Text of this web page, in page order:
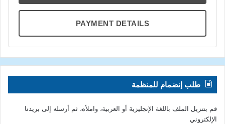
PAYMENT DETAILS
طلب إنضمام للمنظمة
قم بتنزيل الملف باللغة الإنجليزية أو العربية، واملأه، ثم أرسله إلى بريدنا
الإلكتروني